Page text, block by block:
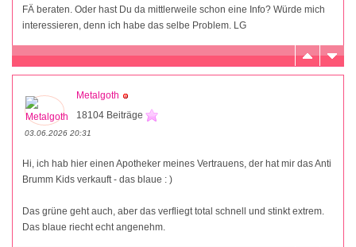
FÄ beraten. Oder hast Du da mittlerweile schon eine Info? Würde mich
interessieren, denn ich habe das selbe Problem. LG
Metalgoth
18104 Beiträge
03.06.2026 20:31
Hi, ich hab hier einen Apotheker meines Vertrauens, der hat mir das Anti
Brumm Kids verkauft - das blaue : )
Das grüne geht auch, aber das verfliegt total schnell und stinkt extrem.
Das blaue riecht echt angenehm.